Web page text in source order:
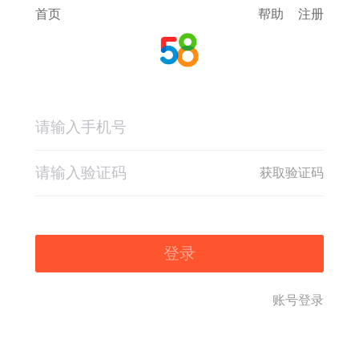
首页 帮助 注册
获取验证码
登录
账号登录